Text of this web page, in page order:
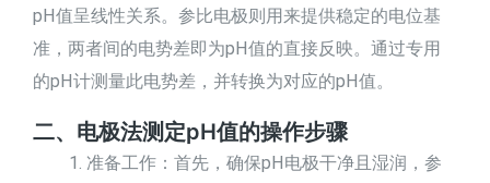
pH值呈线性关系。参比电极则用来提供稳定的电位基
准，两者间的电势差即为pH值的直接反映。通过专用
的pH计测量此电势差，并转换为对应的pH值。
二、电极法测定pH值的操作步骤
准备工作：首先，确保pH电极干净且湿润，参